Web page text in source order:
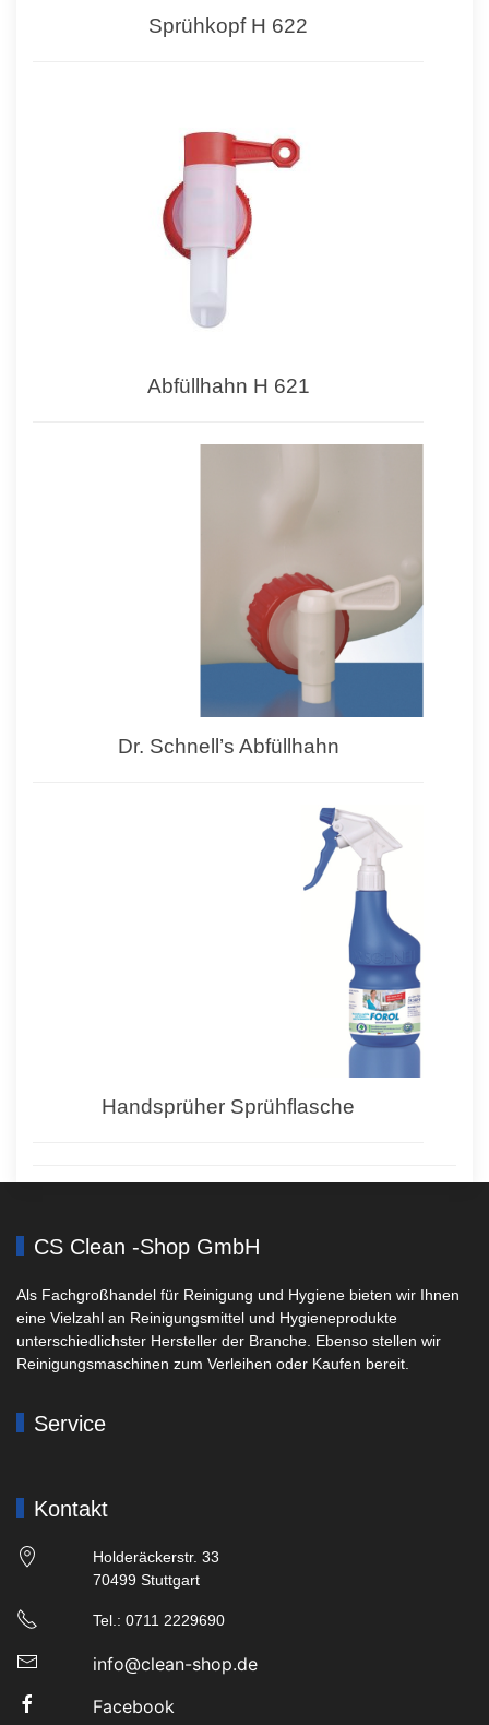
Sprühkopf H 622
Abfüllhahn H 621
Dr. Schnell’s Abfüllhahn
Handsprüher Sprühflasche
CS Clean -Shop GmbH
Als Fachgroßhandel für Reinigung und Hygiene bieten wir Ihnen
eine Vielzahl an Reinigungsmittel und Hygieneprodukte
unterschiedlichster Hersteller der Branche. Ebenso stellen wir
Reinigungsmaschinen zum Verleihen oder Kaufen bereit.
Service
Kontakt
Holderäckerstr. 33
70499 Stuttgart
Tel.: 0711 2229690
info@clean-shop.de
Facebook